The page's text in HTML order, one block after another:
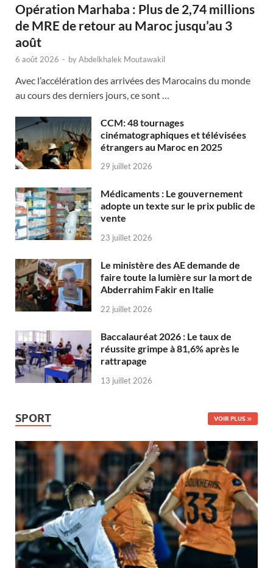
Opération Marhaba : Plus de 2,74 millions
de MRE de retour au Maroc jusqu’au 3
août
6 août 2026 - byAbdelkhalek Moutawakil
Avec l’accélération des arrivées des Marocains du monde
au cours des derniers jours, ce sont …
CCM: 48 tournages
cinématographiques et télévisées
étrangers au Maroc en 2025
29 juillet 2026
Médicaments : Le gouvernement
adopte un texte sur le prix public de
vente
23 juillet 2026
Le ministère des AE demande de
faire toute la lumière sur la mort de
Abderrahim Fakir en Italie
22 juillet 2026
Baccalauréat 2026 : Le taux de
réussite grimpe à 81,6% après le
rattrapage
13 juillet 2026
SPORT VOIR PLUS